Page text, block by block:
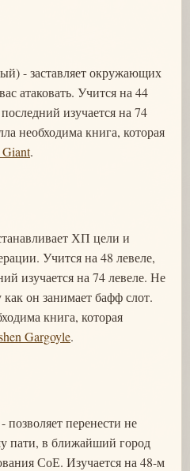
- заставляет окружающих
атаковать. Учится на 44
изучается на 74
необходима книга, которая
.
ХП цели и
Учится на 48 левеле,
изучается на 74 левеле. Не
он занимает бафф слот.
книга, которая
Gargoyle.
позволяет перенести не
пати, в ближайший город
СоЕ. Изучается на 48-м